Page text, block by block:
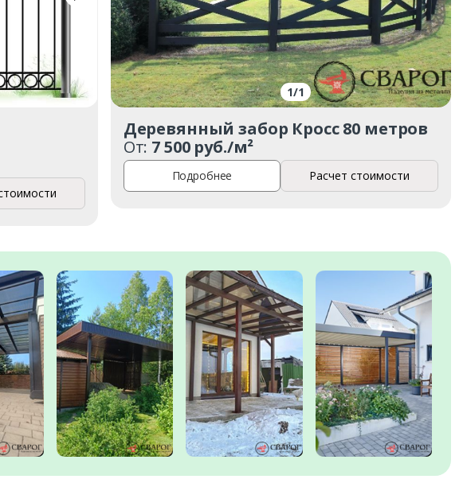
1/1
Деревянный забор Кросс 80 метров
От: 7 500 руб./м²
Подробнее Расчет стоимости